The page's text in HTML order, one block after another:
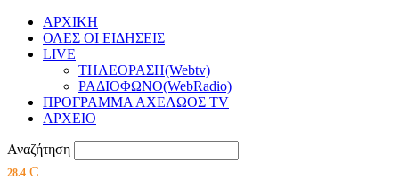
ΑΡΧΙΚΗ
ΟΛΕΣ ΟΙ ΕΙΔΗΣΕΙΣ
LIVE
ΤΗΛΕΟΡΑΣΗ(Webtv)
ΡΑΔΙΟΦΩΝΟ(WebRadio)
ΠΡΟΓΡΑΜΜΑ ΑΧΕΛΩΟΣ TV
ΑΡΧΕΙΟ
Αναζήτηση
28.4 C